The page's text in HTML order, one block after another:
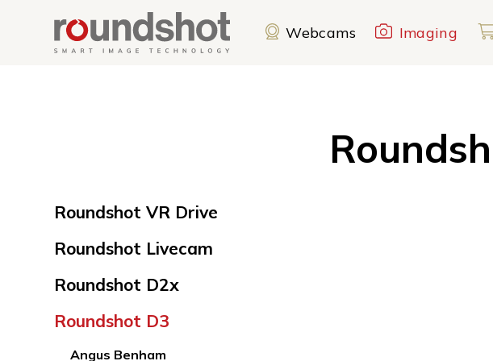
Navigieren in Roundshot
Schnellnavigation
Hauptnavigation
Webcams Imaging
Inhaltsnavigation:
Roundshot VR Drive
Roundshot Livecam
Roundshot D2x
Roundshot D3
Angus Benham